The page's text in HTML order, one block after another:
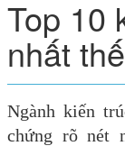
Top 10
nhất
Ngành kiến
chứng rõ nét